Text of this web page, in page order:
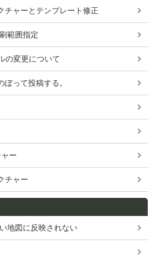
チャーとテンプレート修正
範囲指定
の変更について
って投稿する。
ー
チャー
地図に反映されない